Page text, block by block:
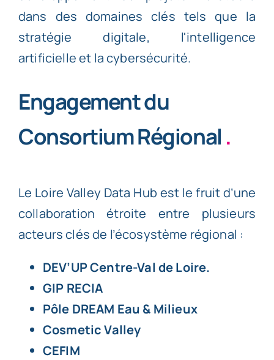
dans des domaines clés tels que la
stratégie digitale, l'intelligence
artificielle et la cybersécurité.
Engagement du
Consortium Régional .
Le Loire Valley Data Hub est le fruit d’une
collaboration étroite entre plusieurs
acteurs clés de l’écosystème régional :
DEV’UP Centre-Val de Loire.
GIP RECIA
Pôle DREAM Eau & Milieux
Cosmetic Valley
CEFIM